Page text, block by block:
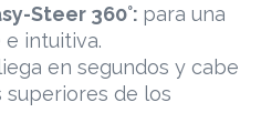
Steer 360°: para una
intuitiva.
en segundos y cabe
de los